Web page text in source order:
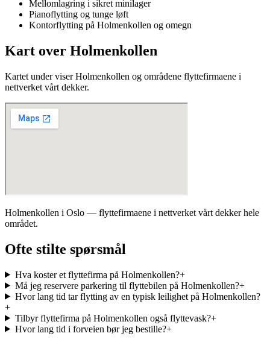
Mellomlagring i sikret minilager
Pianoflytting og tunge løft
Kontorflytting på Holmenkollen og omegn
Kart over Holmenkollen
Kartet under viser Holmenkollen og områdene flyttefirmaene i
nettverket vårt dekker.
Holmenkollen i Oslo — flyttefirmaene i nettverket vårt dekker hele
området.
Ofte stilte spørsmål
Hva koster et flyttefirma på Holmenkollen?+
Må jeg reservere parkering til flyttebilen på Holmenkollen?+
Hvor lang tid tar flytting av en typisk leilighet på Holmenkollen?
+
Tilbyr flyttefirma på Holmenkollen også flyttevask?+
Hvor lang tid i forveien bør jeg bestille?+